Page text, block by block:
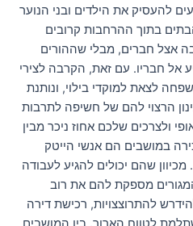
להעסיק את הילדים ובני הנוער
בתוך ההרחבות קרובים
אצל חברים, מבלי שההורים
אל חבריו. עם זאת, הקרבה לצירי
לצאת למוקדי בילוי, ונותנת
הרצוי להם של חשיפה לתרבות
ולצרכים שלכם אחוז ניכר מבין
במושבים הם אנשי הייטק
שהם יכולים להגיע לעבודה
מספקת להם את רוב
להתרוצצויות, רכישת דירה